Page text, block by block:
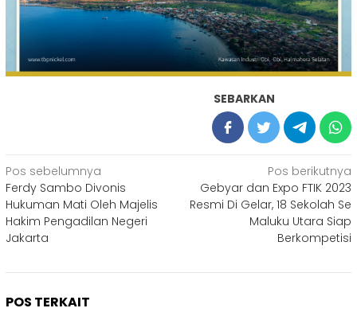
SEBARKAN
Navigasi
pos
Pos sebelumnya
Ferdy Sambo Divonis
Hukuman Mati Oleh Majelis
Hakim Pengadilan Negeri
Jakarta
Pos berikutnya
Gebyar dan Expo FTIK 2023
Resmi Di Gelar, 18 Sekolah Se
Maluku Utara Siap
Berkompetisi
POS TERKAIT